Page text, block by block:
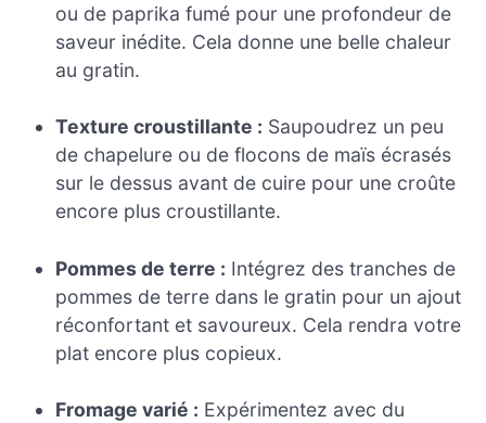
ou de paprika fumé pour une profondeur de
saveur inédite. Cela donne une belle chaleur
au gratin.
Texture croustillante : Saupoudrez un peu
de chapelure ou de flocons de maïs écrasés
sur le dessus avant de cuire pour une croûte
encore plus croustillante.
Pommes de terre : Intégrez des tranches de
pommes de terre dans le gratin pour un ajout
réconfortant et savoureux. Cela rendra votre
plat encore plus copieux.
Fromage varié : Expérimentez avec du